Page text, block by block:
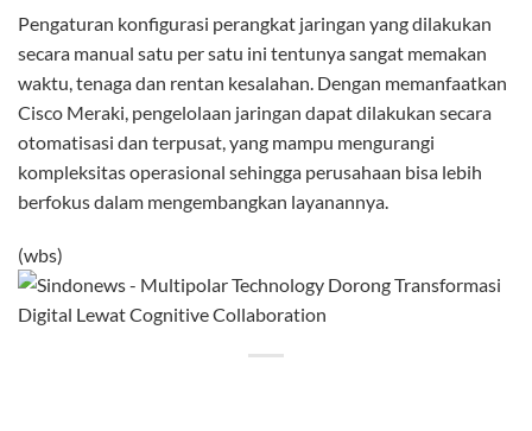
Pengaturan konfigurasi perangkat jaringan yang dilakukan
secara manual satu per satu ini tentunya sangat memakan
waktu, tenaga dan rentan kesalahan. Dengan memanfaatkan
Cisco Meraki, pengelolaan jaringan dapat dilakukan secara
otomatisasi dan terpusat, yang mampu mengurangi
kompleksitas operasional sehingga perusahaan bisa lebih
berfokus dalam mengembangkan layanannya.
(wbs)